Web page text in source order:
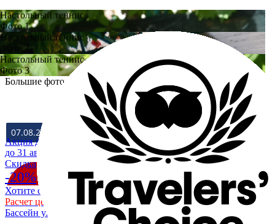
Настольный теннис
Фото 1
Настольный теннис
Фото 2
Настольный теннис
Фото 3
Большие фото
ВЫЕЗД
Акция действует
до 31 августа
Cкидка
-20%
Хотите скидку 20% на отдых в Крыму на море?
Расчет цены со скидкой
Бассейн уже разогрет до +28